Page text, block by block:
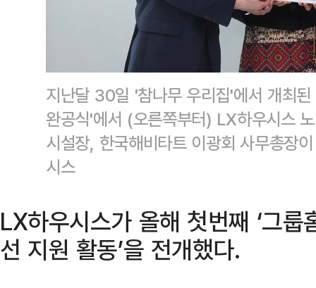
지난달 30일 '참나무 우리집'에서 개최
완공식'에서 (오른쪽부터) LX하우시스
시설장, 한국해비타트 이광회 사무총장
시스
LX하우시스가 올해 첫번째 ‘그
선 지원 활동’을 전개했다.